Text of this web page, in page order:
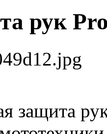
рук
защита